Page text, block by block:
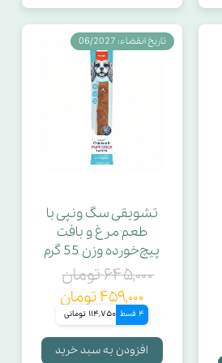
تشویقی سگ ونپی با
طعم مرغ و بافت
پیچ‌خورده وزن 55 گرم
۶۴۵,۰۰۰ تومان
۴۵۹,۰۰۰ تومان
4 قسط 114,750 تومانی
افزودن به سبد خرید
تاریخ انقضاء: 06/2027